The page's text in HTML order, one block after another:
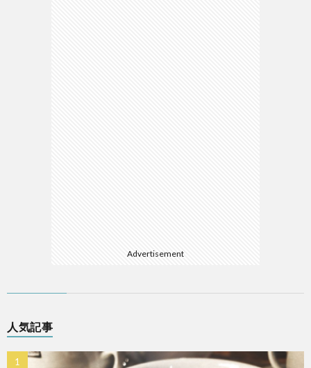
Advertisement
人気記事